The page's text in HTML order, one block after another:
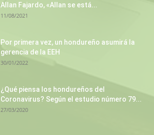
Allan Fajardo, «Allan se está...
11/08/2021
Por primera vez, un hondureño asumirá la
gerencia de la EEH
30/01/2022
¿Qué piensa los hondureños del
Coronavirus? Según el estudio número 79...
27/03/2020